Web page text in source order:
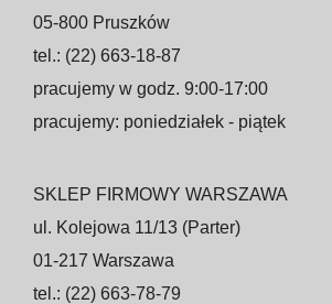
05-800 Pruszków
tel.: (22) 663-18-87
pracujemy w godz. 9:00-17:00
pracujemy: poniedziałek - piątek
SKLEP FIRMOWY WARSZAWA
ul. Kolejowa 11/13 (Parter)
01-217 Warszawa
tel.: (22) 663-78-79